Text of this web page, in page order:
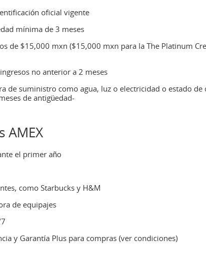
oficial vigente
mínima de 3 meses
de $15,000 mxn ($15,000 mxn para la The Platinum
no anterior a 2 meses
de suministro como agua, luz o electricidad o estado de
de antigüedad-
AMEX
el primer año
como Starbucks y H&M
de equipajes
y Garantía Plus para compras (ver condiciones)